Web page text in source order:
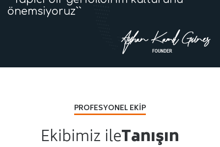
önemsiyoruz``
PROFESYONEL EKIP
Ekibimiz ileTanışın